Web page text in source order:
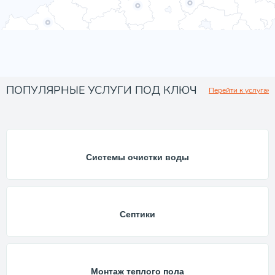
ПОПУЛЯРНЫЕ УСЛУГИ ПОД КЛЮЧ Перейти к услугам
Системы очистки воды
Септики
Монтаж теплого пола